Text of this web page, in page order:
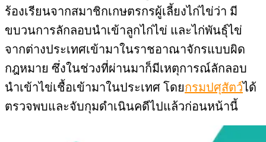
ร้องเรียนจากสมาชิกเกษตรกรผู้เลี้ยงไก่ไข่ว่า มี
ขบวนการลักลอบนำเข้าลูกไก่ไข่ และไก่พันธุ์ไข่
จากต่างประเทศเข้ามาในราชอาณาจักรแบบผิด
กฎหมาย ซึ่งในช่วงที่ผ่านมาก็มีเหตุการณ์ลักลอบ
นำเข้าไข่เชื้อเข้ามาในประเทศ โดยกรมปศุสัตว์ได้
ตรวจพบและจับกุมดำเนินคดีไปแล้วก่อนหน้านี้